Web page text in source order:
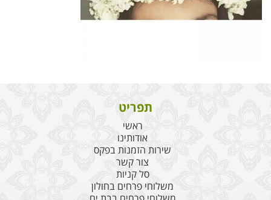
תפריט
ראשי
אודותינו
שירות הזמנות בפקס
צור קשר
סל קניות
משלוחי פרחים בחולון